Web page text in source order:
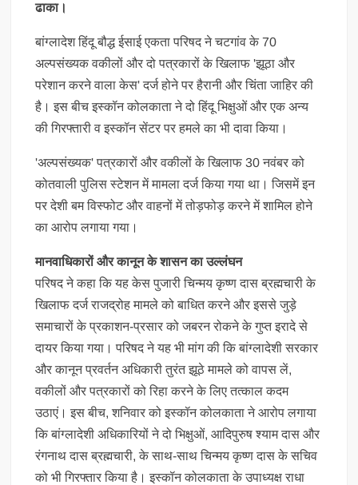
ढाका।
बांग्लादेश हिंदू बौद्ध ईसाई एकता परिषद ने चटगांव के 70
अल्पसंख्यक वकीलों और दो पत्रकारों के खिलाफ 'झूठा और
परेशान करने वाला केस' दर्ज होने पर हैरानी और चिंता जाहिर की
है। इस बीच इस्कॉन कोलकाता ने दो हिंदू भिक्षुओं और एक अन्य
की गिरफ्तारी व इस्कॉन सेंटर पर हमले का भी दावा किया।
'अल्पसंख्यक' पत्रकारों और वकीलों के खिलाफ 30 नवंबर को
कोतवाली पुलिस स्टेशन में मामला दर्ज किया गया था। जिसमें इन
पर देशी बम विस्फोट और वाहनों में तोड़फोड़ करने में शामिल होने
का आरोप लगाया गया।
मानवाधिकारों और कानून के शासन का उल्लंघन
परिषद ने कहा कि यह केस पुजारी चिन्मय कृष्ण दास ब्रह्मचारी के
खिलाफ दर्ज राजद्रोह मामले को बाधित करने और इससे जुड़े
समाचारों के प्रकाशन-प्रसार को जबरन रोकने के गुप्त इरादे से
दायर किया गया। परिषद ने यह भी मांग की कि बांग्लादेशी सरकार
और कानून प्रवर्तन अधिकारी तुरंत झूठे मामले को वापस लें,
वकीलों और पत्रकारों को रिहा करने के लिए तत्काल कदम
उठाएं। इस बीच, शनिवार को इस्कॉन कोलकाता ने आरोप लगाया
कि बांग्लादेशी अधिकारियों ने दो भिक्षुओं, आदिपुरुष श्याम दास और
रंगनाथ दास ब्रह्मचारी, के साथ-साथ चिन्मय कृष्ण दास के सचिव
को भी गिरफ्तार किया है। इस्कॉन कोलकाता के उपाध्यक्ष राधा